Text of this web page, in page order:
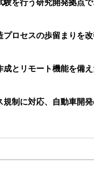
験を行う研究開発拠点
プロセスの歩留まりを
成とリモート機能を備
規制に対応、自動車開